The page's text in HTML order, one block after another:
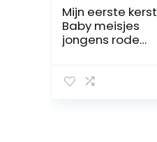
Mijn eerste kerst
Baby meisjes
jongens rode
broek en hoed